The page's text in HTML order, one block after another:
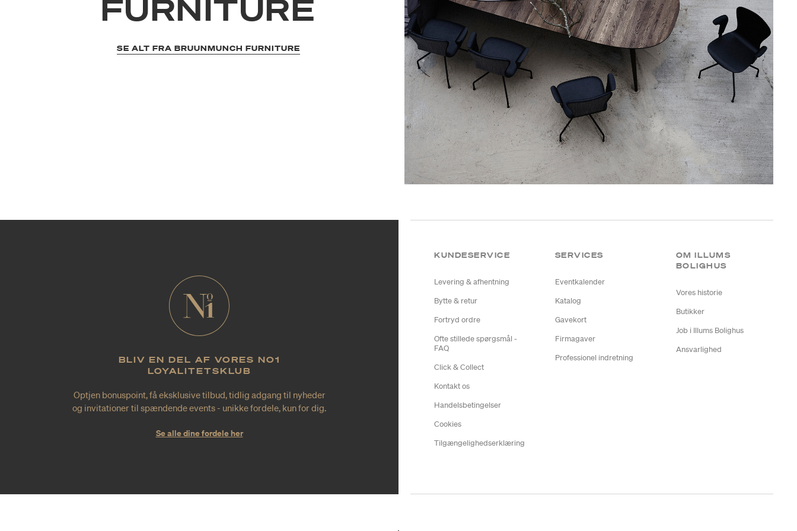
FURNITURE
SE ALT FRA BRUUNMUNCH FURNITURE
BLIV EN DEL AF VORES NO1
LOYALITETSKLUB
Optjen bonuspoint, få eksklusive tilbud, tidlig adgang til nyheder
og invitationer til spændende events - unikke fordele, kun for dig.
Se alle dine fordele her
KUNDESERVICE
Levering & afhentning
Bytte & retur
Fortryd ordre
Ofte stillede spørgsmål -
FAQ
Click & Collect
Kontakt os
Handelsbetingelser
Cookies
Tilgængelighedserklæring
SERVICES
Eventkalender
Katalog
Gavekort
Firmagaver
Professionel indretning
OM ILLUMS
BOLIGHUS
Vores historie
Butikker
Job i Illums Bolighus
Ansvarlighed